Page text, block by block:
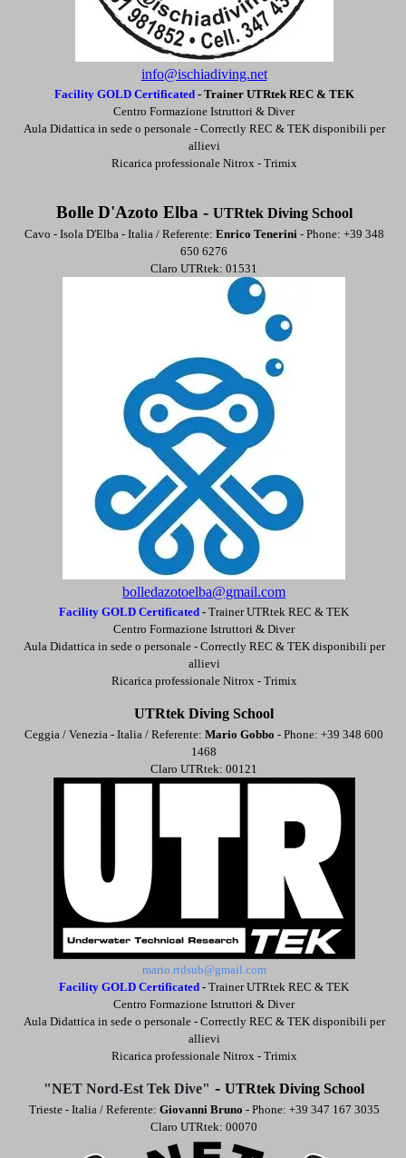
info@ischiadiving.net
Facility GOLD Certificated- Trainer UTRtek REC & TEK
Centro Formazione Istruttori & Diver
Aula Didattica in sede o personale -Correctly REC & TEK disponibili per
allievi
Ricarica professionale Nitrox - Trimix
Bolle D'Azoto Elba - UTRtek Diving School
Cavo - Isola D'Elba - Italia / Referente: Enrico Tenerini- Phone: +39 348
650 6276
Claro UTRtek: 01531
bolledazotoelba@gmail.com
Facility GOLD Certificated - Trainer UTRtek REC & TEK
Centro Formazione Istruttori & Diver
Aula Didattica in sede o personale -Correctly REC & TEK disponibili per
allievi
Ricarica professionale Nitrox - Trimix
UTRtek Diving School
Ceggia / Venezia - Italia / Referente:Mario Gobbo - Phone: +39 348 600
1468
Claro UTRtek: 00121
mario.rtdsub@gmail.com
Facility GOLD Certificated - Trainer UTRtek REC & TEK
Centro Formazione Istruttori & Diver
Aula Didattica in sede o personale -Correctly REC & TEK disponibili per
allievi
Ricarica professionale Nitrox - Trimix
"NET Nord-Est Tek Dive" -UTRtek Diving School
Trieste - Italia / Referente: Giovanni Bruno - Phone: +39 347 167 3035
Claro UTRtek: 00070